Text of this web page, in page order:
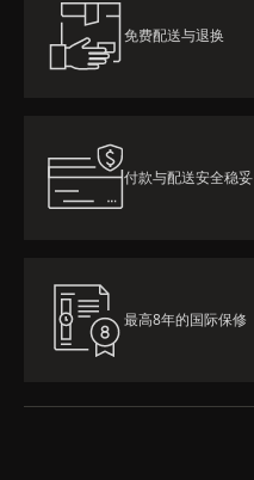
免费配送与退换
付款与配送安全稳妥
最高8年的国际保修